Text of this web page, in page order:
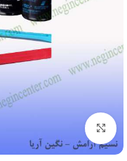
بزرگنمایی تصویر